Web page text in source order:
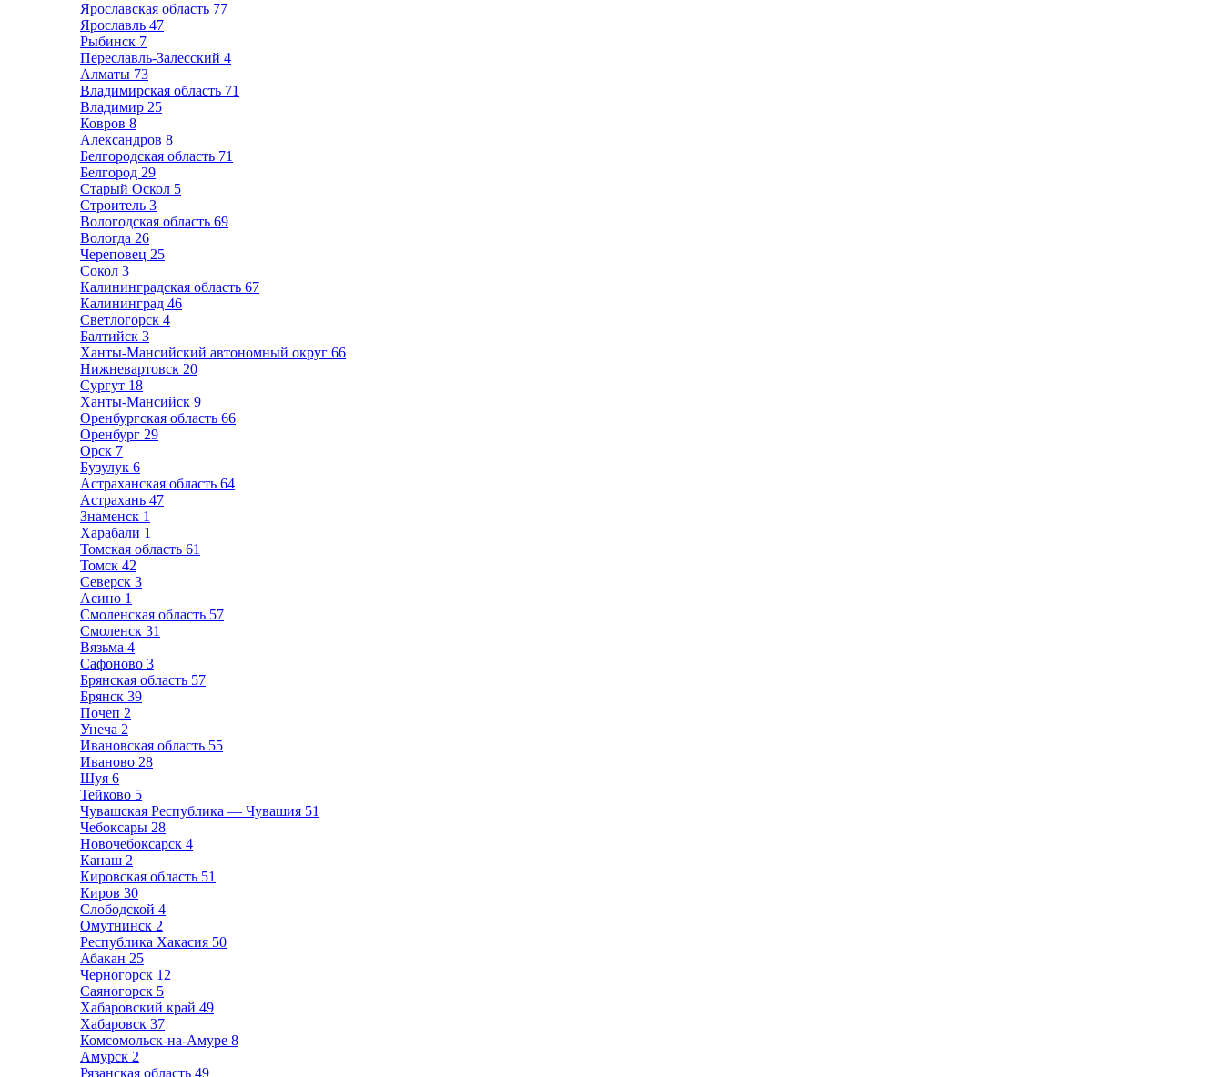
Ярославская область 77
Ярославль 47
Рыбинск 7
Переславль-Залесский 4
Алматы 73
Владимирская область 71
Владимир 25
Ковров 8
Александров 8
Белгородская область 71
Белгород 29
Старый Оскол 5
Строитель 3
Вологодская область 69
Вологда 26
Череповец 25
Сокол 3
Калининградская область 67
Калининград 46
Светлогорск 4
Балтийск 3
Ханты-Мансийский автономный округ 66
Нижневартовск 20
Сургут 18
Ханты-Мансийск 9
Оренбургская область 66
Оренбург 29
Орск 7
Бузулук 6
Астраханская область 64
Астрахань 47
Знаменск 1
Харабали 1
Томская область 61
Томск 42
Северск 3
Асино 1
Смоленская область 57
Смоленск 31
Вязьма 4
Сафоново 3
Брянская область 57
Брянск 39
Почеп 2
Унеча 2
Ивановская область 55
Иваново 28
Шуя 6
Тейково 5
Чувашская Республика — Чувашия 51
Чебоксары 28
Новочебоксарск 4
Канаш 2
Кировская область 51
Киров 30
Слободской 4
Омутнинск 2
Республика Хакасия 50
Абакан 25
Черногорск 12
Саяногорск 5
Хабаровский край 49
Хабаровск 37
Комсомольск-на-Амуре 8
Амурск 2
Рязанская область 49